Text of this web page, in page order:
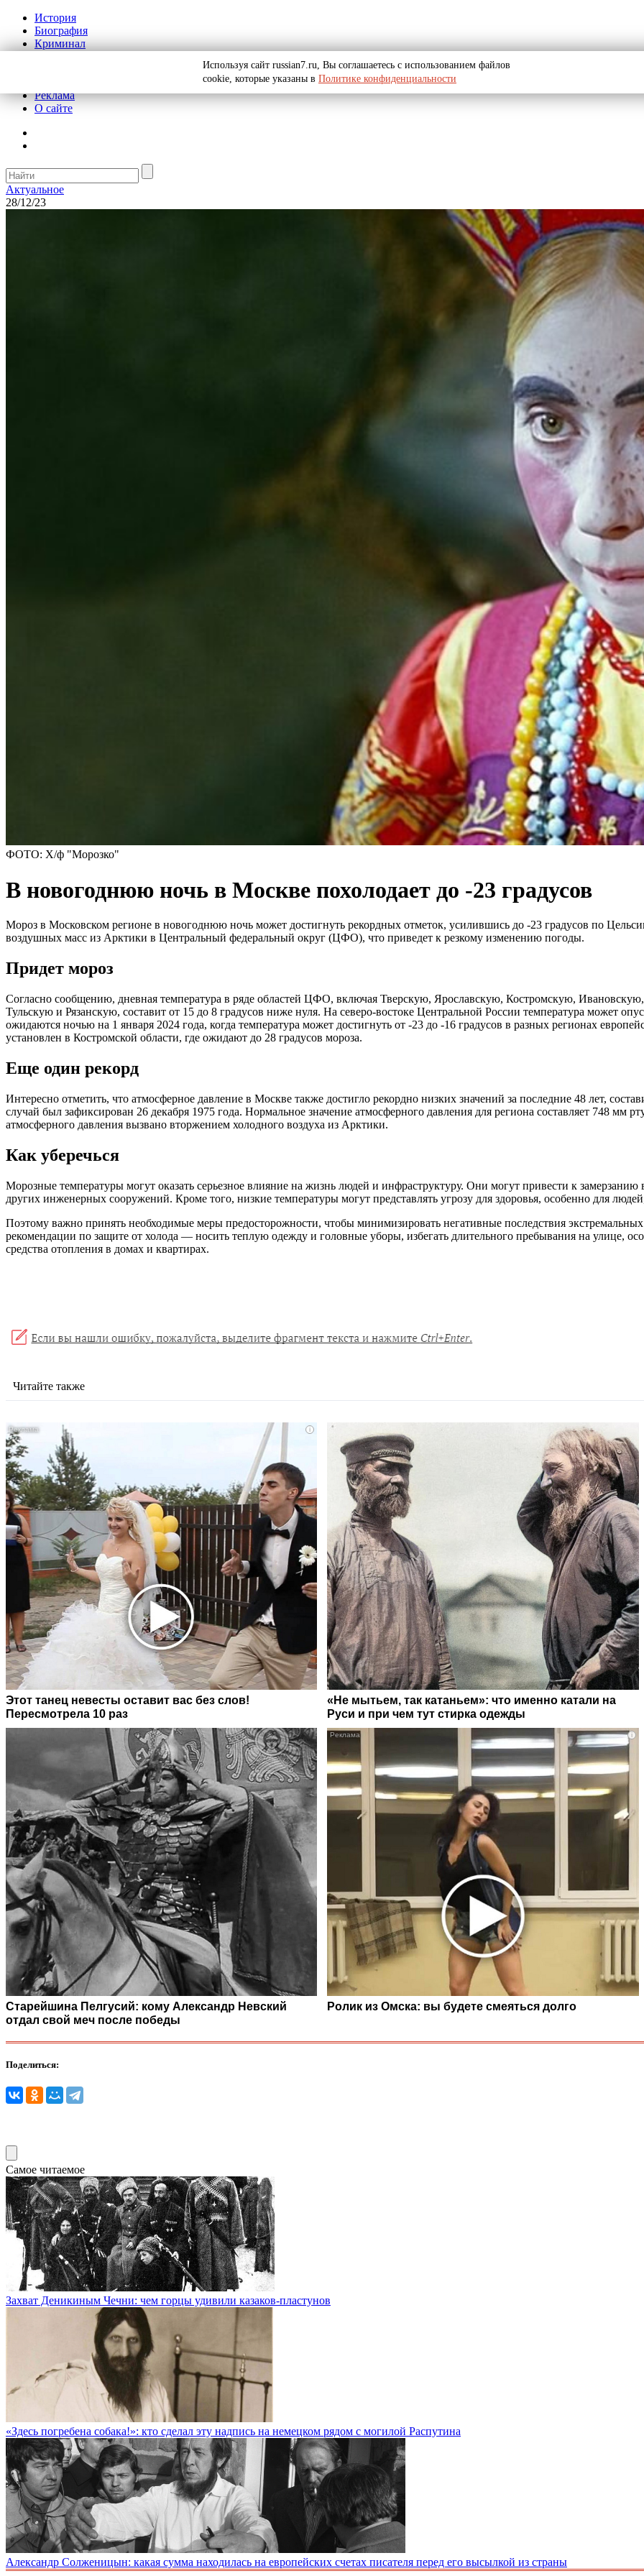
История
Биография
Криминал
Реклама
О сайте
Актуальное
28/12/23
ФОТО: Х/ф "Морозко"
В новогоднюю ночь в Москве похолодает до -23 градусов
Мороз в Московском регионе в новогоднюю ночь может достигнуть рекордных отметок, усилившись до -23 градусов по
воздушных масс из Арктики в Центральный федеральный округ (ЦФО), что приведет к резкому изменению погоды.
Придет мороз
Согласно сообщению, дневная температура в ряде областей ЦФО, включая Тверскую, Ярославскую, Костромскую,
Тульскую и Рязанскую, составит от 15 до 8 градусов ниже нуля. На северо-востоке Центральной России температура может
ожидаются ночью на 1 января 2024 года, когда температура может достигнуть от -23 до -16 градусов в разных регионах
установлен в Костромской области, где ожидают до 28 градусов мороза.
Еще один рекорд
Интересно отметить, что атмосферное давление в Москве также достигло рекордно низких значений за последние 48 лет,
случай был зафиксирован 26 декабря 1975 года. Нормальное значение атмосферного давления для региона составляет 748 мм
атмосферного давления вызвано вторжением холодного воздуха из Арктики.
Как уберечься
Морозные температуры могут оказать серьезное влияние на жизнь людей и инфраструктуру. Они могут привести к
других инженерных сооружений. Кроме того, низкие температуры могут представлять угрозу для здоровья, особенно для
Поэтому важно принять необходимые меры предосторожности, чтобы минимизировать негативные последствия
рекомендации по защите от холода — носить теплую одежду и головные уборы, избегать длительного пребывания на улице,
средства отопления в домах и квартирах.
Читайте также
i
Этот танец невесты оставит вас без слов!
Пересмотрела 10 раз
«Не мытьем, так катаньем»: что именно катали на
Руси и при чем тут стирка одежды
Старейшина Пелгусий: кому Александр Невский
отдал свой меч после победы
i
Ролик из Омска: вы будете смеяться долго
Поделиться:
Самое читаемое
Захват Деникиным Чечни: чем горцы удивили казаков-пластунов
«Здесь погребена собака!»: кто сделал эту надпись на немецком рядом с могилой Распутина
Александр Солженицын: какая сумма находилась на европейских счетах писателя перед его высылкой из страны
Используя сайт russian7.ru, Вы соглашаетесь с использованием файлов
cookie, которые указаны в Политике конфиденциальности